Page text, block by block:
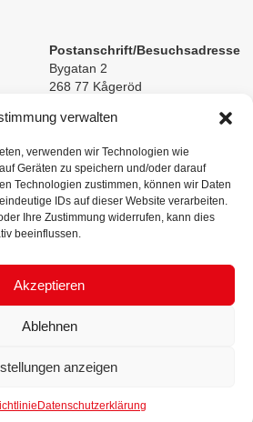
verwalten
verwenden wir Technologien wie
Geräten zu speichern und/oder darauf
Technologien zustimmen, können wir Daten
IDs auf dieser Website verarbeiten.
Ihre Zustimmung widerrufen, kann dies
beeinflussen.
Akzeptieren
Ablehnen
anzeigen
Datenschutzerklärung
Postanschrift/Besuchsadresse
Bygatan 2
268 77 Kågeröd
fertigt Maschinen für das interne
und Lebensmittelindustrie gemacht.
200 Maschinen an Kunden auf der ganzen
Nimo KG AB 2019